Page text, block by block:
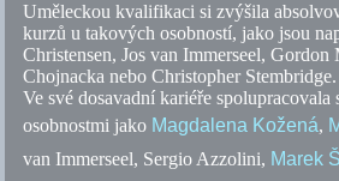
Uměleckou kvalifikaci si zvýšila
kurzů u takových osobností, jako jsou
Christensen, Jos van Immerseel,
Chojnacka nebo Christopher Stembridge.
Ve své dosavadní kariéře spolupracovala
osobnostmi jako Magdalena Kožená,
van Immerseel, Sergio Azzolini, Marek